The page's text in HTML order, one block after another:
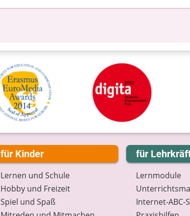
für Kinder
Lernen und Schule
Hobby und Freizeit
Spiel und Spaß
für
Lernmodule
Internet-ABC-